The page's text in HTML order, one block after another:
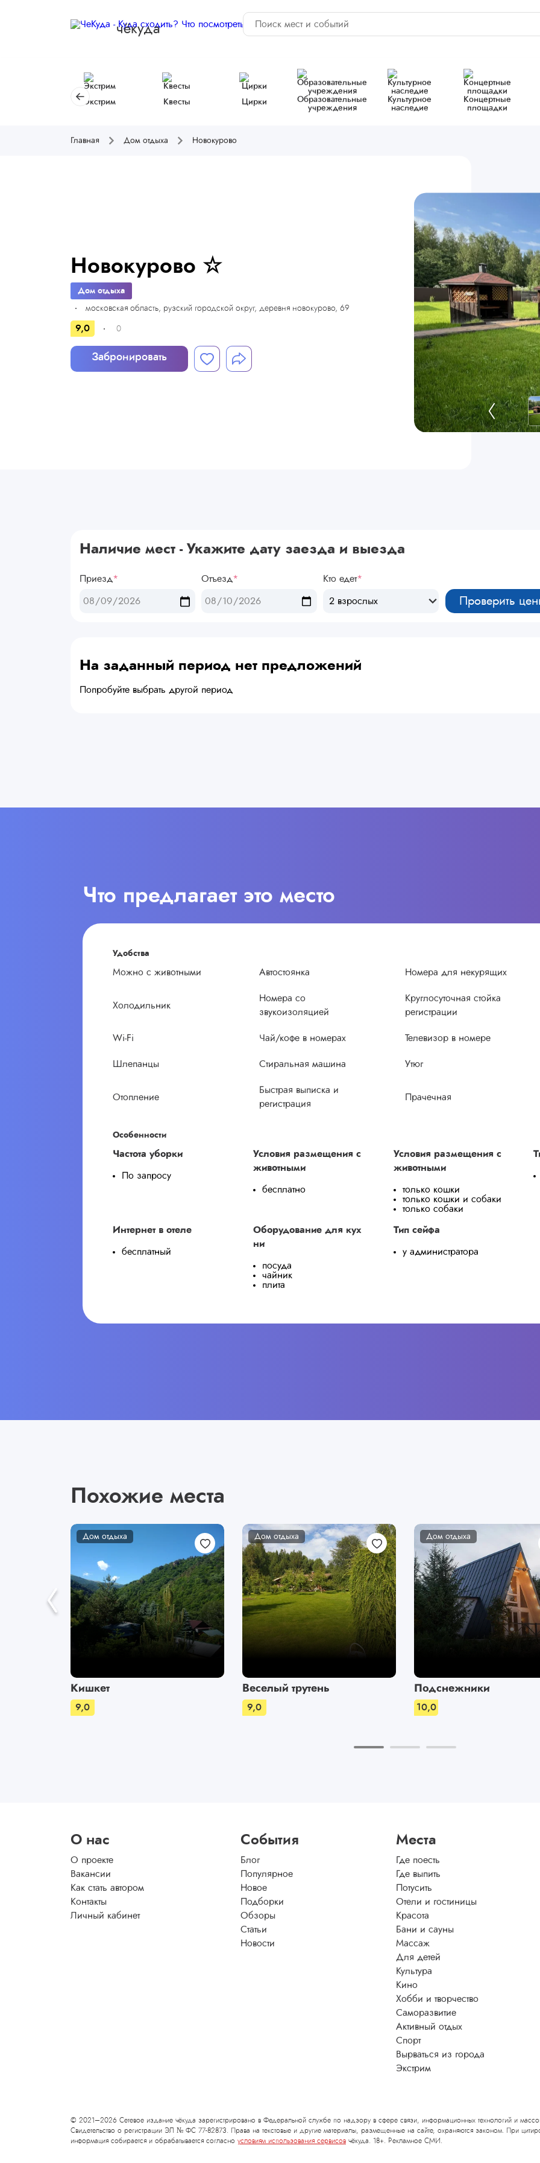
чёкуда
Экстрим Квесты Цирки
Образовательные
учреждения
Культурное
наследие
Концертные
площадки
Главная Дом отдыха Новокурово
Новокурово ☆
Дом отдыха
московская область, рузский городской округ, деревня новокурово, 69
9,0 0
Забронировать
Наличие мест - Укажите дату заезда и выезда
Приезд* Отъезд* Кто едет*
2 взрослых Проверить
На заданный период нет предложений
Попробуйте выбрать другой период
Что предлагает это место
Удобства
Можно с животными Автостоянка Номера для некурящих
Холодильник
Номера со
звукоизоляцией
Круглосуточная стойка
регистрации
Wi-Fi Чай/кофе в номерах Телевизор в номере
Шлепанцы Стиральная машина Утюг
Отопление
Быстрая выписка и
регистрация
Прачечная
Особенности
Частота уборки
По запросу
Условия размещения с
животными
бесплатно
Условия размещения с
животными
только кошки
только кошки и собаки
только собаки
Интернет в отеле
бесплатный
Оборудование для кух
ни
посуда
чайник
плита
Тип сейфа
у администратора
Похожие места
Дом отдыха
Кишкет
9,0
Дом отдыха
Веселый трутень
9,0
Дом отдыха
Подснежники
10,0
О нас
О проекте
Вакансии
Как стать автором
Контакты
Личный кабинет
События
Блог
Популярное
Новое
Подборки
Обзоры
Статьи
Новости
Места
Где поесть
Где выпить
Потусить
Отели и гостиницы
Красота
Бани и сауны
Массаж
Для детей
Культура
Кино
Хобби и творчество
Саморазвитие
Активный отдых
Спорт
Вырваться из города
Экстрим
© 2021–2026 Сетевое издание чёкуда зарегистрировано в Федеральной службе по надзору в сфере связи, информационных технологий и
Свидетельство о регистрации ЭЛ № ФС 77-82873. Права на текстовые и другие материалы, размещенные на сайте, охраняются законом. При
информация собирается и обрабатывается согласно условиям использования сервисов чёкуда. 18+. Рекламное СМИ.